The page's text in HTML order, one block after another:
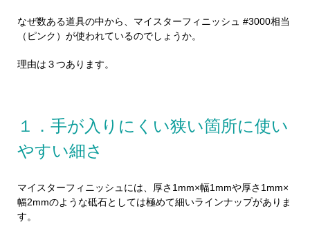
なぜ数ある道具の中から、マイスターフィニッシュ #3000相当
（ピンク）が使われているのでしょうか。
理由は３つあります。
１．手が入りにくい狭い箇所に使い
やすい細さ
マイスターフィニッシュには、厚さ1mm×幅1mmや厚さ1mm×
幅2mmのような砥石としては極めて細いラインナップがありま
す。